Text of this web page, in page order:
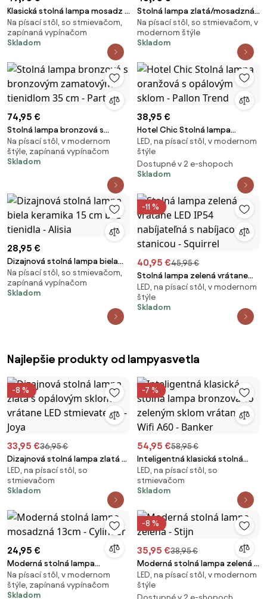
Klasická stolná lampa mosadz s
tienidlom Granny zlatá 30 cm -
Simplo
Na písací stôl, so stmievačom,
zapínaná vypínačom
Skladom
Stolná lampa zlatá/mosadzná
s tienidlom z ľanu taupe 35 cm
- Parte
Na písací stôl, so stmievačom, v
modernom štýle
Skladom
74,95 €
Stolná lampa bronzová s
bronzovým zamatovým
tienidlom 35 cm - Parte
Na písací stôl, v modernom
štýle, zapínaná vypínačom
Skladom
38,95 €
Hotel Chic Stolná lampa
oranžová s opálovým sklom -
Pallon Trend
LED, na písací stôl, v modernom
štýle
Dostupné v 2 e-shopoch
Skladom
28,95 €
Dizajnová stolná lampa biela
keramika 15 cm bez tienidla -
Alisia
Na písací stôl, so stmievačom,
zapínaná vypínačom
Skladom
-11 %
40,95 €45,95 €
Stolná lampa zelená vrátane
LED IP54 nabíjateľná s nabíjacou
stanicou - Squirrel
LED, na písací stôl, v modernom
štýle
Skladom
Najlepšie produkty od lampyasvetla
-8 %
33,95 €36,95 €
Dizajnová stolná lampa zlatá s
opálovým sklom vrátane LED
stmievateľná - Joya
LED, na písací stôl, so
stmievačom
Skladom
-7 %
54,95 €58,95 €
Inteligentná klasická stolná
lampa bronzová so zeleným
sklom vrátane Wifi A60 - Banker
LED, na písací stôl, so
stmievačom
Skladom
24,95 €
Moderná stolná lampa
mosadzná 13cm - Cylinder
Na písací stôl, v modernom
štýle, zapínaná vypínačom
Skladom
-8 %
35,95 €38,95 €
Moderná stolná lampa zelená -
Stijn
LED, na písací stôl, v modernom
štýle